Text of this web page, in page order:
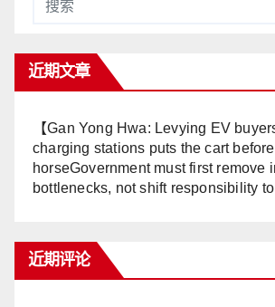
近期文章
【Gan Yong Hwa: Levying EV
charging stations puts the cart
horseGovernment must first remove
bottlenecks, not shift responsibility to
近期评论